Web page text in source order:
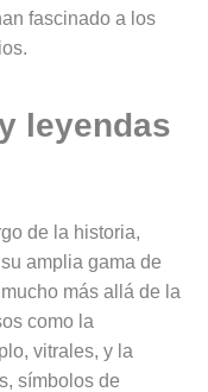
fascinado a los
leyendas
de la historia,
amplia gama de
más allá de la
como la
vitrales, y la
símbolos de